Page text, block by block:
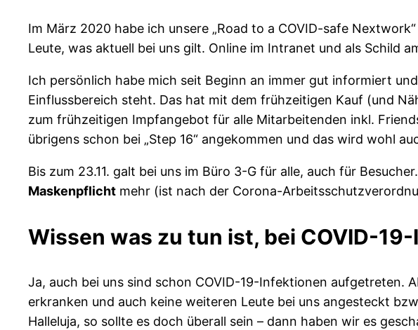
Im März 2020 habe ich unsere „Road to a COVID-safe
Leute, was aktuell bei uns gilt. Online im Intranet und als Schild
Ich persönlich habe mich seit Beginn an immer gut informiert
Einflussbereich steht. Das hat mit dem frühzeitigen Kauf (und
zum frühzeitigen Impfangebot für alle Mitarbeitenden inkl.
übrigens schon bei „Step 16“ angekommen und das wird wohl
Bis zum 23.11. galt bei uns im Büro 3-G für alle, auch für
Maskenpflicht mehr (ist nach der Corona-
Wissen was zu tun ist, bei COVID-
Ja, auch bei uns sind schon COVID-19-Infektionen
erkranken und auch keine weiteren Leute bei uns angesteckt
Halleluja, so sollte es doch überall sein – dann haben wir es